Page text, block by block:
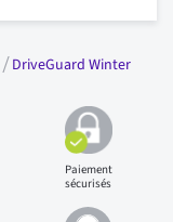
DriveGuard Winter
Paiement
sécurisés